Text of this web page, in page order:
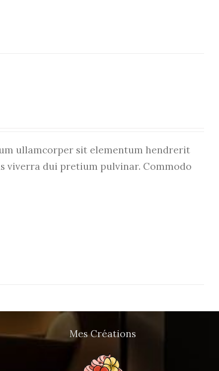
ullamcorper sit elementum hendrerit
viverra dui pretium pulvinar. Commodo
Mes Créations